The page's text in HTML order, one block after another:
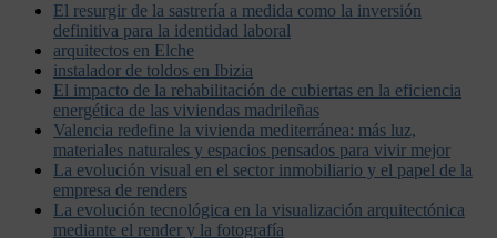
El resurgir de la sastrería a medida como la inversión
definitiva para la identidad laboral
arquitectos en Elche
instalador de toldos en Ibizia
El impacto de la rehabilitación de cubiertas en la eficiencia
energética de las viviendas madrileñas
Valencia redefine la vivienda mediterránea: más luz,
materiales naturales y espacios pensados para vivir mejor
La evolución visual en el sector inmobiliario y el papel de la
empresa de renders
La evolución tecnológica en la visualización arquitectónica
mediante el render y la fotografía